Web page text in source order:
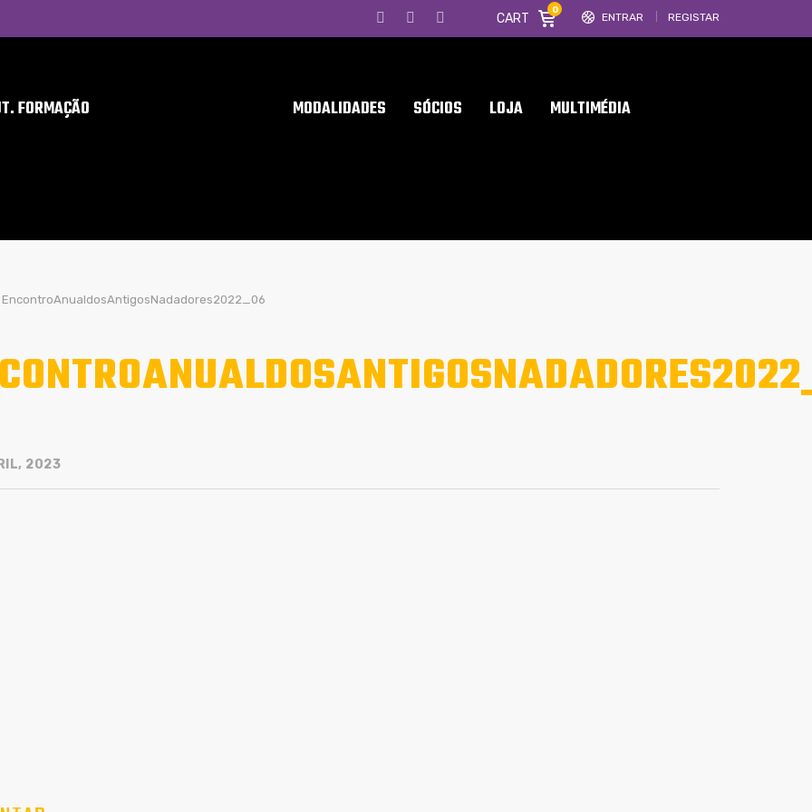
ENTRAR REGISTAR
CART
0
FORMAÇÃO MODALIDADES SÓCIOS LOJA MULTIMÉDIA
EncontroAnualdosAntigosNadadores2022_06
2023